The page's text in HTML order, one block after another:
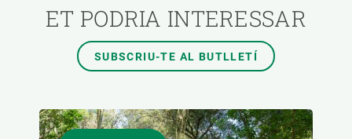
FORMAT
ET PODRIA INTERESSAR
SUBSCRIU-TE AL BUTLLETÍ